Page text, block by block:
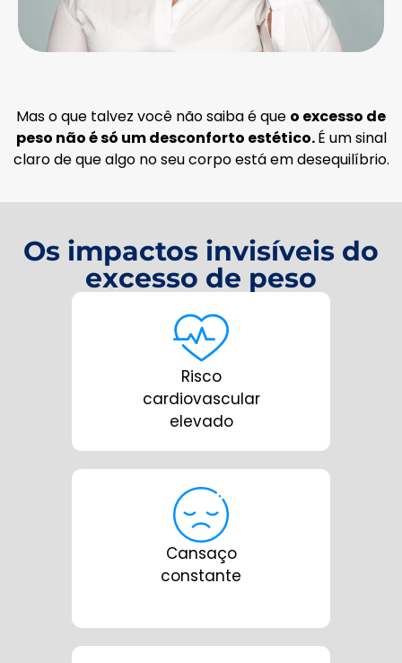
Mas o que talvez você não saiba é que o excesso de
peso não é só um desconforto estético.É um sinal
claro de que algo no seu corpo está em desequilíbrio.
Os impactos invisíveis do
excesso de peso
Risco
cardiovascular
elevado
Cansaço
constante